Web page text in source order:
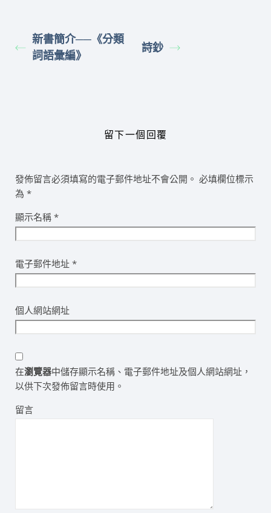
新書簡介──《分類
詞語彙編》
詩鈔
留下一個回覆
發佈留言必須填寫的電子郵件地址不會公開。 必填欄位標示
為 *
顯示名稱 *
電子郵件地址 *
個人網站網址
在瀏覽器中儲存顯示名稱、電子郵件地址及個人網站網址，
以供下次發佈留言時使用。
留言